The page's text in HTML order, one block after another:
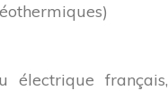
électrique